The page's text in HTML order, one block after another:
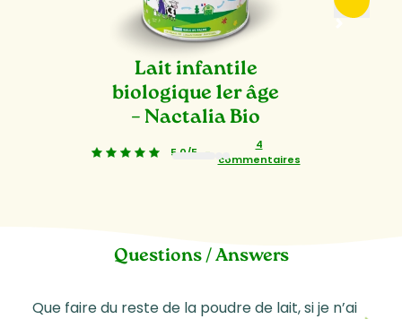
Lait infantile
biologique 1er âge
– Nactalia Bio
5,0/5
4
commentaires
23
Questions / Answers
Que faire du reste de la poudre de lait, si je n’ai